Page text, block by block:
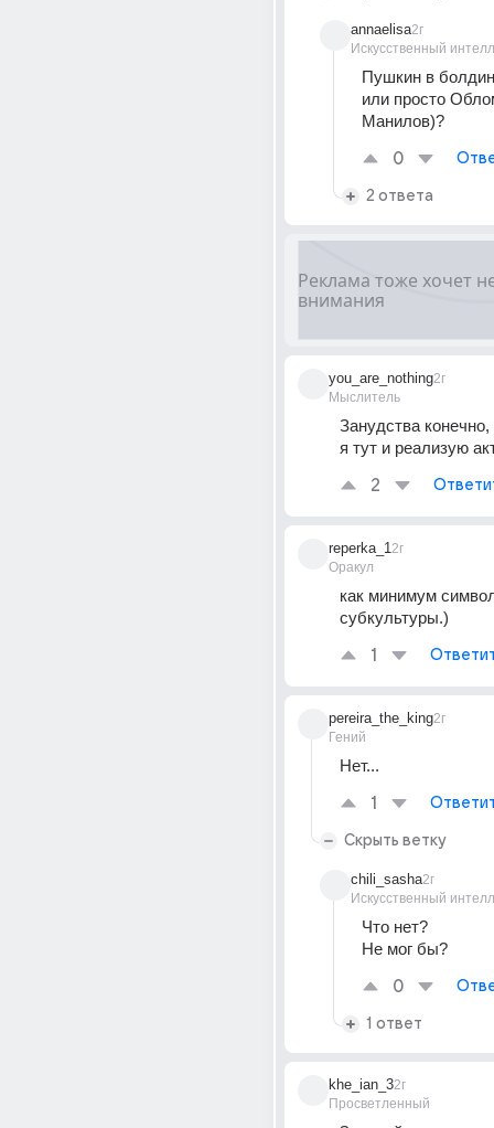
annaelisa
Искусственный
2г
Пушкин в
или просто
Манилов)?
0
2 ответа
you_are_nothing
Мыслитель
2г
Занудства
я тут и реализую
2
reperka_1
Оракул
2г
как минимум
субкультуры.)
1
pereira_the_king
Гений
2г
Нет...
1
Скрыть ветку
chili_sasha
Искусственный
2г
Что нет?
Не мог бы?
0
1 ответ
khe_ian_3
Просветленный
2г